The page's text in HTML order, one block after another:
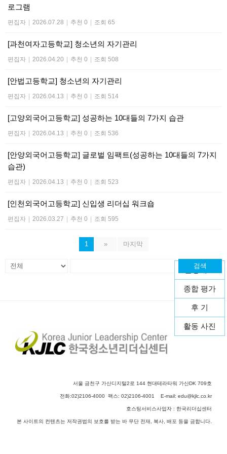
운영개요
종합 평가
후 기
활동 사진
로그램
편집자 | 2026.07.28 | 추천 0 | 조회 65
[과천여자고등학교] 청소년의 자기관리
편집자 | 2026.04.20 | 추천 0 | 조회 508
[안법고등학교] 청소년의 자기관리
편집자 | 2026.04.13 | 추천 0 | 조회 514
[고양외국어고등학교] 성공하는 10대들의 7가지 습관
편집자 | 2026.04.13 | 추천 0 | 조회 536
[안양외국어고등학교] 글로벌 임팩트(성공하는 10대들의 7가지
습관)
편집자 | 2026.04.13 | 추천 0 | 조회 523
[인천외국어고등학교] 신입생 리더십 워크숍
편집자 | 2026.03.27 | 추천 0 | 조회 595
1 » 마지막
검색
서울 금천구 가산디지털2로 144 현대테라타워 가산DK 709호
전화:02)2106-4000 팩스: 02)2106-4001 E-mail: edu@kjlc.co.kr
호스팅서비스사업자 : 한국리더십센터
본 사이트의 컨텐츠는 저작권법의 보호를 받는 바 무단 전재, 복사, 배포 등을 금합니다.